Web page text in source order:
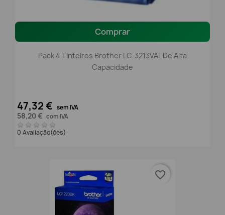
Comprar
Pack 4 Tinteiros Brother LC-3213VAL De Alta
Capacidade
47,32 € sem IVA
58,20 € com IVA
0 Avaliação(ões)
favorite_border